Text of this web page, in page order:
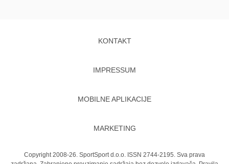
KONTAKT
IMPRESSUM
MOBILNE APLIKACIJE
MARKETING
Copyright 2008-26. SportSport d.o.o. ISSN 2744-2195. Sva prava